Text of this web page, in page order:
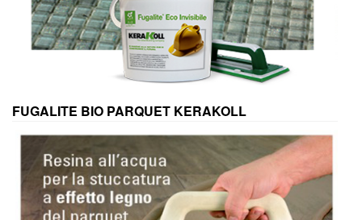
FUGALITE BIO PARQUET KERAKOLL